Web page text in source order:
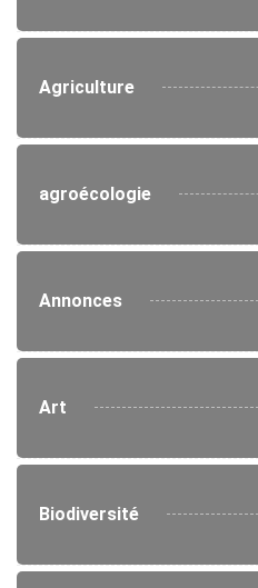
Agriculture
agroécologie
Annonces
Art
Biodiversité